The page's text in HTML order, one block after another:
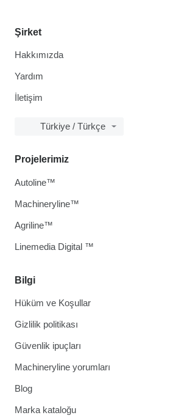
Şirket
Hakkımızda
Yardım
İletişim
Türkiye / Türkçe
Bilgi
Hüküm ve Koşullar
Gizlilik politikası
Güvenlik ipuçları
Machineryline yorumları
Blog
Marka kataloğu
Projelerimiz
Autoline™
Machineryline™
Agriline™
Linemedia Digital ™